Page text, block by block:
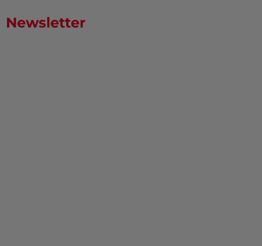
Newsletter